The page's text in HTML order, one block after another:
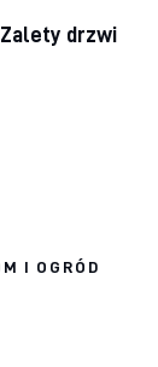
Zalety drzwi
I OGRÓD